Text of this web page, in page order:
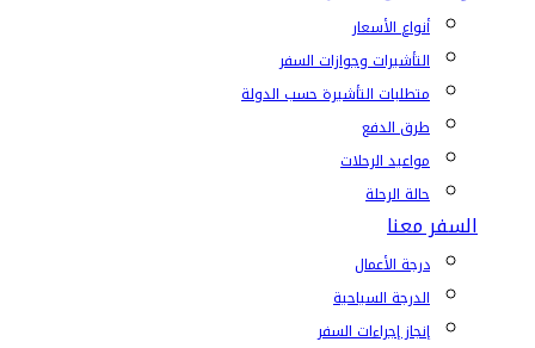
أنواع الأسعار
التأشيرات وجوازات السفر
متطلبات التأشيرة حسب الدولة
طرق الدفع
مواعيد الرحلات
حالة الرحلة
السفر معنا
درجة الأعمال
الدرجة السياحية
إنجاز إجراءات السفر